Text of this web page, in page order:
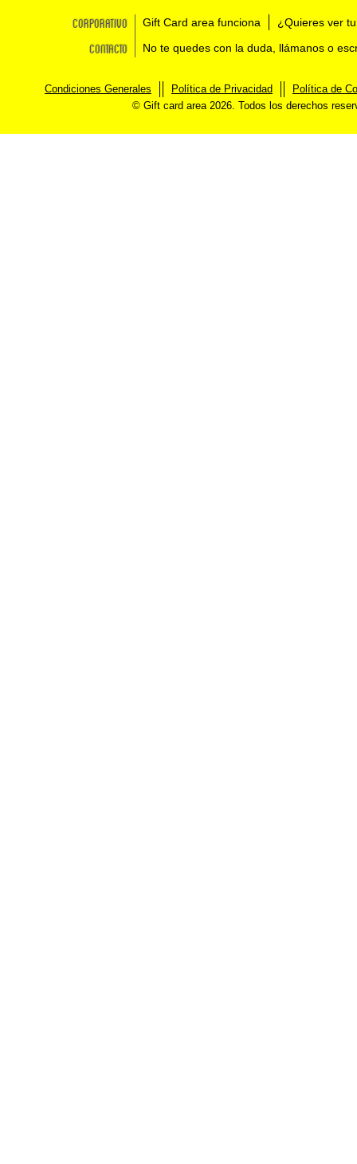
Corporativo Gift Card area funciona ¿Quieres ver
Contacto No te quedes con la duda, llámanos o
Condiciones Generales Política de Privacidad
Política de
© Gift card area 2026. Todos los derechos